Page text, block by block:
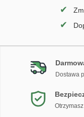
✔
✔
Dostawa